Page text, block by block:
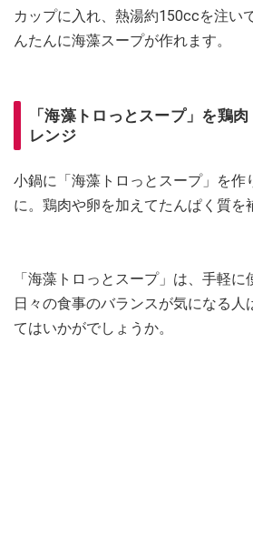
カップに入れ、熱湯約150ccを注い
んたんに海藻スープが作れます。
「海藻トロっとスープ」を鶏
レンジ
小鍋に「海藻トロっとスープ」を作
に。鶏肉や卵を加えてたんぱく質を
「海藻トロっとスープ」は、手軽に
日々の食事のバランスが気になる人
てはいかがでしょうか。